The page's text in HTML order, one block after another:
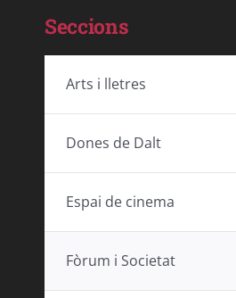
Seccions
Arts i lletres
Dones de Dalt
Espai de cinema
Fòrum i Societat